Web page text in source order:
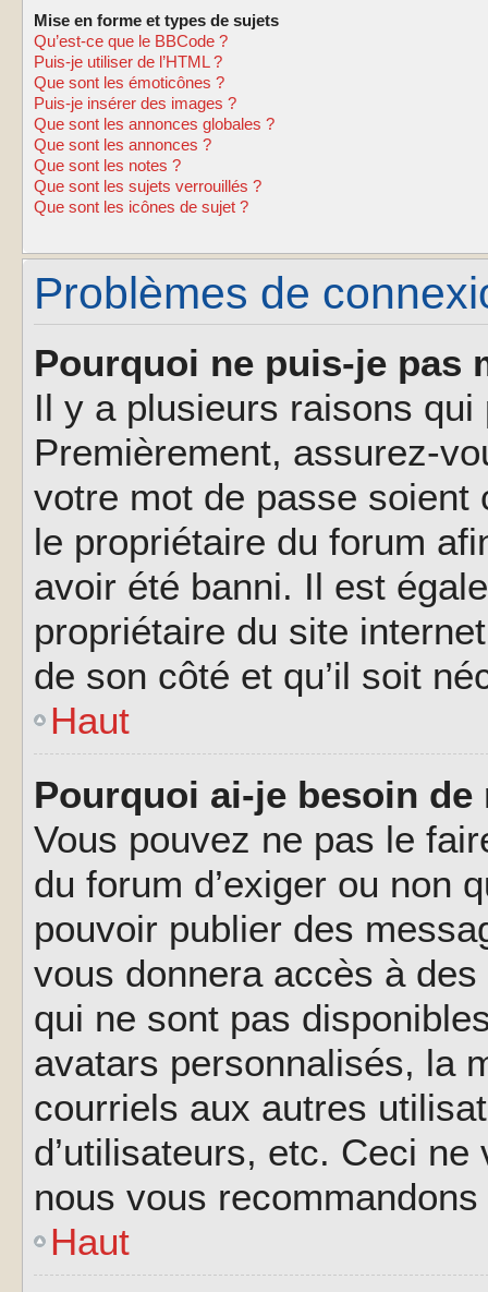
Mise en forme et types de sujets
Qu’est-ce que le BBCode ?
Puis-je utiliser de l’HTML ?
Que sont les émoticônes ?
Puis-je insérer des images ?
Que sont les annonces globales ?
Que sont les annonces ?
Que sont les notes ?
Que sont les sujets verrouillés ?
Que sont les icônes de sujet ?
Problèmes de
Pourquoi ne puis-je pas
Il y a plusieurs raisons
Premièrement, assurez-
votre mot de passe soient
le propriétaire du forum
avoir été banni. Il est
propriétaire du site
de son côté et qu’il soit
Haut
Pourquoi ai-je besoin
Vous pouvez ne pas le
du forum d’exiger ou non
pouvoir publier des
vous donnera accès à
qui ne sont pas
avatars personnalisés, la
courriels aux autres
d’utilisateurs, etc. Ceci
nous vous
Haut